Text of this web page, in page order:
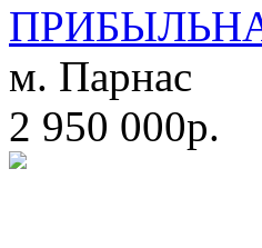
м. Парнас
2 950 000р.